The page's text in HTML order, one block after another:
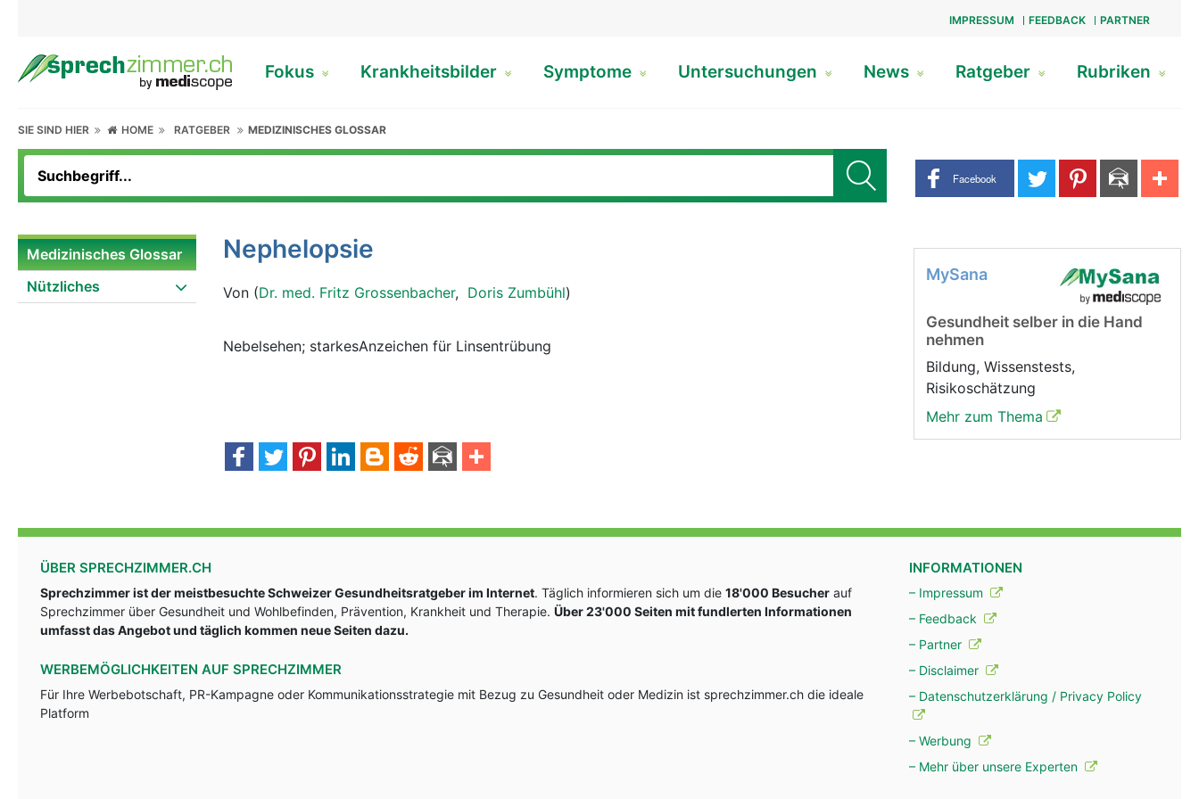
IMPRESSUM FEEDBACK PARTNER
Fokus Krankheitsbilder Symptome Untersuchungen News Ratgeber Rubriken
SIE SIND HIER HOME RATGEBER MEDIZINISCHES GLOSSAR
Share buttons
Facebook
Medizinisches Glossar
Nützliches
Nephelopsie
Von (Dr. med. Fritz Grossenbacher, Doris Zumbühl)
Nebelsehen; starkesAnzeichen für Linsentrübung
MySana
Gesundheit selber in die Hand
nehmen
Bildung, Wissenstests,
Risikoschätzung
Mehr zum Thema
ÜBER SPRECHZIMMER.CH
Sprechzimmer ist der meistbesuchte Schweizer Gesundheitsratgeber im Internet. Täglich informieren sich um die 18'000 Besucher auf
Sprechzimmer über Gesundheit und Wohlbefinden, Prävention, Krankheit und Therapie. Über 23'000 Seiten mit fundlerten Informationen
umfasst das Angebot und täglich kommen neue Seiten dazu.
WERBEMÖGLICHKEITEN AUF SPRECHZIMMER
Für Ihre Werbebotschaft, PR-Kampagne oder Kommunikationsstrategie mit Bezug zu Gesundheit oder Medizin ist sprechzimmer.ch die ideale
Platform
INFORMATIONEN
– Impressum
– Feedback
– Partner
– Disclaimer
– Datenschutzerklärung / Privacy Policy
– Werbung
– Mehr über unsere Experten